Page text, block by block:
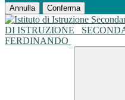
Annulla Conferma
DI ISTRUZIONE
FERDINANDO